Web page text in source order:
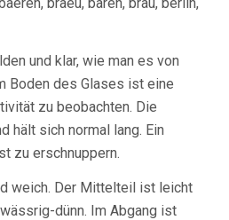
und klar, wie man es von
Boden des Glases ist eine
zu beobachten. Die
hält sich normal lang. Ein
zu erschnuppern.
weich. Der Mittelteil ist leicht
dünn. Im Abgang ist